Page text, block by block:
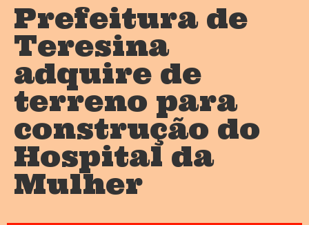
Prefeitura de
Teresina
adquire de
terreno para
construção do
Hospital da
Mulher